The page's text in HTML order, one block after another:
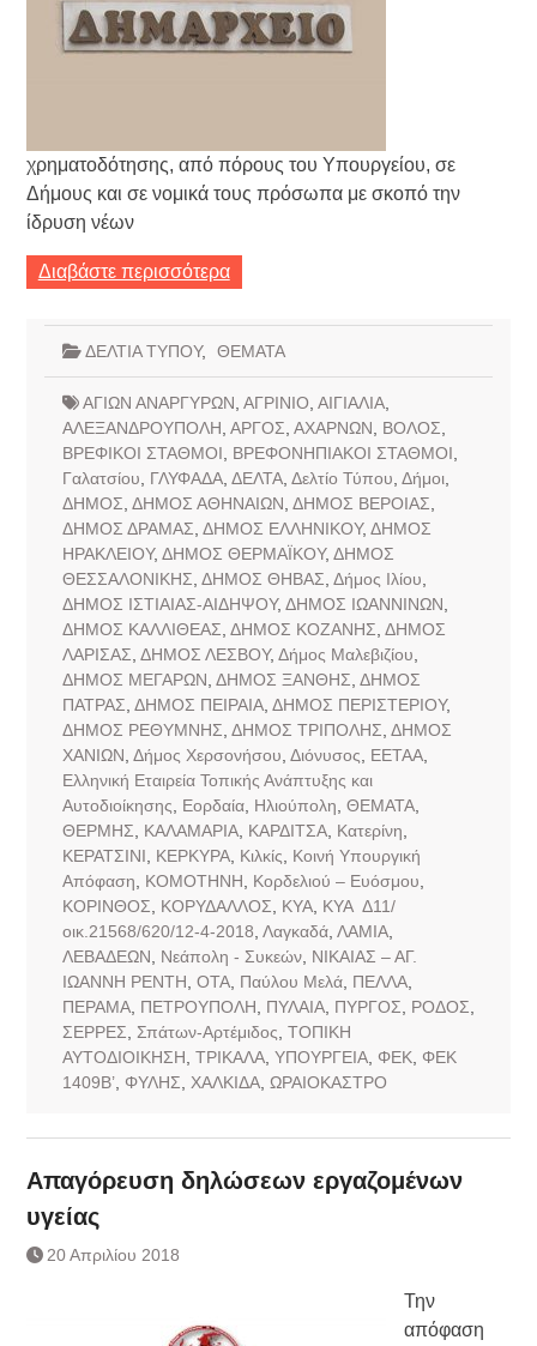
χρηματοδότησης, από πόρους του Υπουργείου, σε
Δήμους και σε νομικά τους πρόσωπα με σκοπό την
ίδρυση νέων
Διαβάστε περισσότερα
ΔΕΛΤΙΑ ΤΥΠΟΥ, ΘΕΜΑΤΑ
ΑΓΙΩΝ ΑΝΑΡΓΥΡΩΝ ΑΓΡΙΝΙΟ ΑΙΓΙΑΛΙΑ,
ΑΛΕΞΑΝΔΡΟΥΠΟΛΗ ΑΡΓΟΣ ΑΧΑΡΝΩΝ ΒΟΛΟΣ
ΒΡΕΦΙΚΟΙ ΣΤΑΘΜΟΙ
ΒΡΕΦΟΝΗΠΙΑΚΟΙ ΣΤΑΘΜΟΙ
Γαλατσίου
ΓΛΥΦΑΔΑ, ΔΕΛΤΑ, Δελτίο Τύπου Δήμοι,
ΔΗΜΟΣ ΔΗΜΟΣ ΑΘΗΝΑΙΩΝ ΔΗΜΟΣ ΒΕΡΟΙΑΣ
ΔΗΜΟΣ ΔΡΑΜΑΣ ΔΗΜΟΣ ΕΛΛΗΝΙΚΟΥ, ΔΗΜΟΣ
ΗΡΑΚΛΕΙΟΥ, ΔΗΜΟΣ ΘΕΡΜΑΪΚΟΥ, ΔΗΜΟΣ
ΘΕΣΣΑΛΟΝΙΚΗΣ ΔΗΜΟΣ ΘΗΒΑΣ Δήμος Ιλίου
ΔΗΜΟΣ ΙΣΤΙΑΙΑΣ-ΑΙΔΗΨΟΥ, ΔΗΜΟΣ ΙΩΑΝΝΙΝΩΝ
ΔΗΜΟΣ ΚΑΛΛΙΘΕΑΣ ΔΗΜΟΣ ΚΟΖΑΝΗΣ ΔΗΜΟΣ
ΛΑΡΙΣΑΣ ΔΗΜΟΣ ΛΕΣΒΟΥ, Δήμος Μαλεβιζίου
ΔΗΜΟΣ ΜΕΓΑΡΩΝ ΔΗΜΟΣ ΞΑΝΘΗΣ ΔΗΜΟΣ
ΠΑΤΡΑΣ ΔΗΜΟΣ ΠΕΙΡΑΙΑ, ΔΗΜΟΣ ΠΕΡΙΣΤΕΡΙΟΥ,
ΔΗΜΟΣ ΡΕΘΥΜΝΗΣ ΔΗΜΟΣ ΤΡΙΠΟΛΗΣ ΔΗΜΟΣ
ΧΑΝΙΩΝ Δήμος Χερσονήσου Διόνυσος ΕΕΤΑΑ,
Ελληνική Εταιρεία Τοπικής Ανάπτυξης και
Αυτοδιοίκησης
Εορδαία, Ηλιούπολη ΘΕΜΑΤΑ,
ΘΕΡΜΗΣ
ΚΑΛΑΜΑΡΙΑ, ΚΑΡΔΙΤΣΑ, Κατερίνη
ΚΕΡΑΤΣΙΝΙ
ΚΕΡΚΥΡΑ, Κιλκίς
Κοινή Υπουργική
Απόφαση
ΚΟΜΟΤΗΝΗ Κορδελιού – Ευόσμου
ΚΟΡΙΝΘΟΣ
ΚΟΡΥΔΑΛΛΟΣ ΚΥΑ, ΚΥΑ Δ11/
οικ.21568/620/12-4-2018 Λαγκαδά, ΛΑΜΙΑ,
ΛΕΒΑΔΕΩΝ
Νεάπολη - Συκεών, ΝΙΚΑΙΑΣ – ΑΓ.
ΙΩΑΝΝΗ ΡΕΝΤΗ ΟΤΑ, Παύλου Μελά, ΠΕΛΛΑ,
ΠΕΡΑΜΑ, ΠΕΤΡΟΥΠΟΛΗ ΠΥΛΑΙΑ, ΠΥΡΓΟΣ ΡΟΔΟΣ
ΣΕΡΡΕΣ
Σπάτων-Αρτέμιδος ΤΟΠΙΚΗ
ΑΥΤΟΔΙΟΙΚΗΣΗ ΤΡΙΚΑΛΑ, ΥΠΟΥΡΓΕΙΑ, ΦΕΚ, ΦΕΚ
1409Β’, ΦΥΛΗΣ ΧΑΛΚΙΔΑ, ΩΡΑΙΟΚΑΣΤΡΟ
Απαγόρευση δηλώσεων εργαζομένων
υγείας
20 Απριλίου 2018
Την
απόφαση